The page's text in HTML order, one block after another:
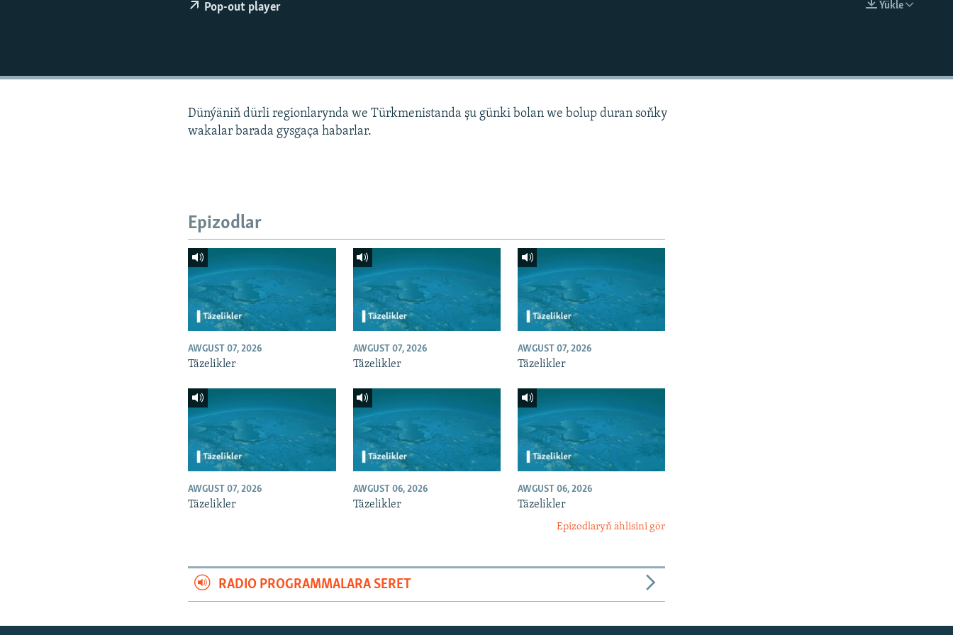
Ýükle
Pop-out player
Dünýäniň dürli regionlarynda we Türkmenistanda şu günki bolan we bolup duran soňky
wakalar barada gysgaça habarlar.
Epizodlar
AWGUST 07, 2026
Täzelikler
AWGUST 07, 2026
Täzelikler
AWGUST 07, 2026
Täzelikler
AWGUST 07, 2026
Täzelikler
AWGUST 06, 2026
Täzelikler
AWGUST 06, 2026
Täzelikler
Epizodlaryň ählisini gör
RADIO PROGRAMMALARA SERET